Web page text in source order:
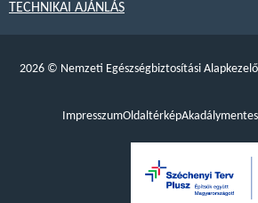
TECHNIKAI AJÁNLÁS
2026 © Nemzeti Egészségbiztosítási
ImpresszumOldaltérkép